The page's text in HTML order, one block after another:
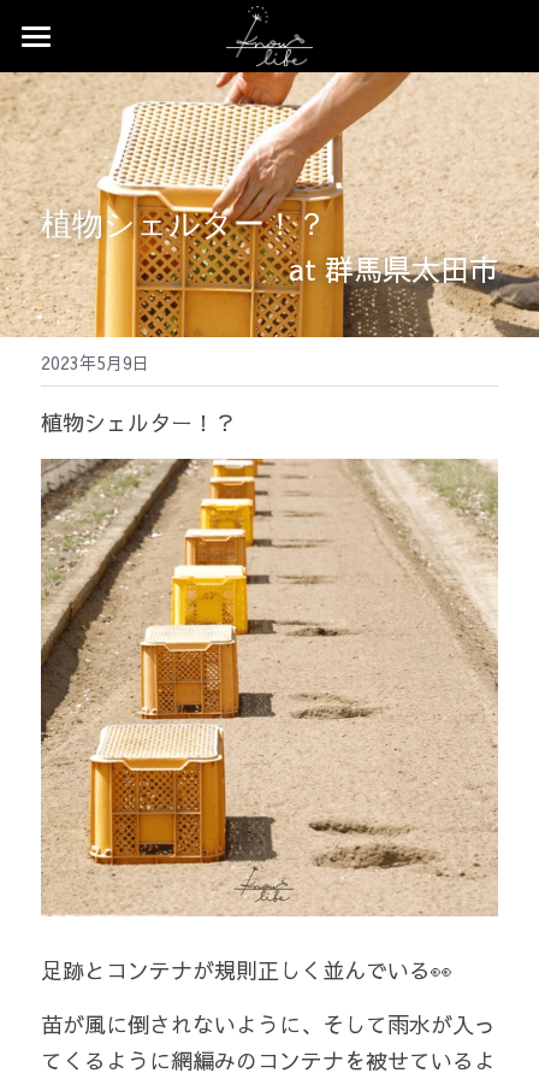
Home
News
Profile
Works
Event
Contact
Shop
植物シェルター！？
at 群馬県太田市
2023年5月9日
植物シェルター！？
足跡とコンテナが規則正しく並んでいる👀
苗が風に倒されないように、そして雨水が入っ
てくるように網編みのコンテナを被せているよ
ストアカテゴリー
すべてのカテゴリー